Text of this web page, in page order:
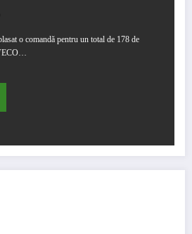
o comandă pentru un total de 178 de